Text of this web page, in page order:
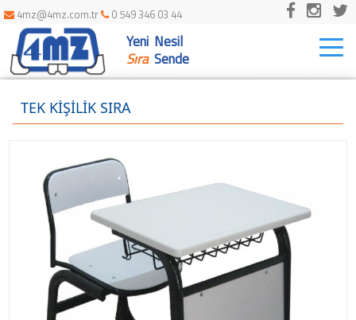
4mz@4mz.com.tr 0 549 346 03 44
Yeni Nesil
SıraSende
TEK KİŞİLİK SIRA